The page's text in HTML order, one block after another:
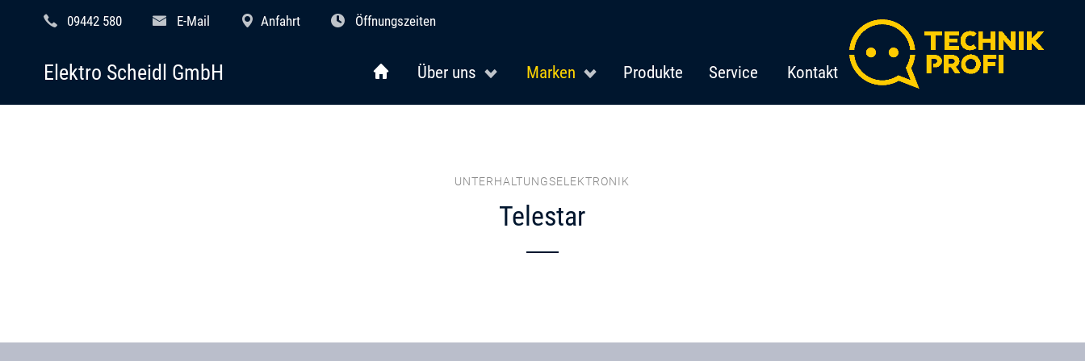
09442 580 E-Mail Anfahrt Öffnungszeiten
Über uns Marken Produkte Service Kontakt
Elektro Scheidl GmbH
UNTERHALTUNGSELEKTRONIK
Telestar